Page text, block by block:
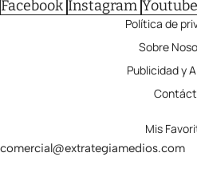
Facebook Instagram Youtube
Política de
Sobre
Publicidad y
Mis
comercial@extrategiamedios.com